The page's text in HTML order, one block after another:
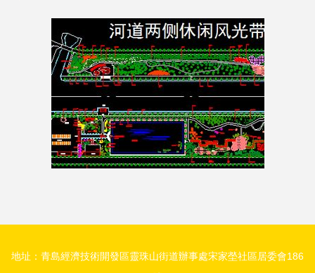
地址：青島經濟技術開發區靈珠山街道辦事處宋家塋社區居委會186